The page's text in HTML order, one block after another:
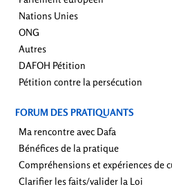
Nations Unies
ONG
Autres
DAFOH Pétition
Pétition contre la persécution
FORUM DES PRATIQUANTS
Ma rencontre avec Dafa
Bénéfices de la pratique
Compréhensions et expériences
Clarifier les faits/valider la Loi